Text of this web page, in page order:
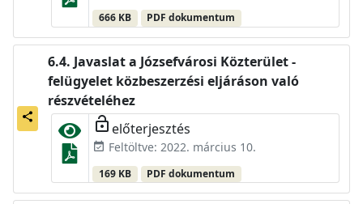
666 KB PDF dokumentum
share
Javaslat a Józsefvárosi Közterület -
felügyelet közbeszerzési eljáráson való
részvételéhez
lock_open előterjesztés
event_available Feltöltve: 2022. március 10.
169 KB PDF dokumentum